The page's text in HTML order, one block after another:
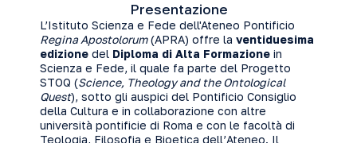
Presentazione
L’Istituto Scienza e Fede dell'Ateneo Pontificio
Regina Apostolorum(APRA) offre la ventiduesima
edizione del Diploma di Alta Formazione in
Scienza e Fede, il quale fa parte del Progetto
STOQ (Science, Theology and the Ontological
Quest), sotto gli auspici del Pontificio Consiglio
della Cultura e in collaborazione con altre
università pontificie di Roma e con le facoltà di
Teologia, Filosofia e Bioetica dell’Ateneo. Il